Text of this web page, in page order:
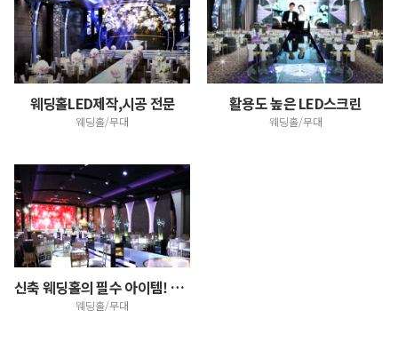
웨딩홀LED제작,시공 전문
웨딩홀/무대
활용도 높은 LED스크린
웨딩홀/무대
신축 웨딩홀의 필수 아이템! LED스크린
웨딩홀/무대